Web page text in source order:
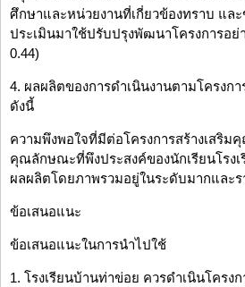
ศึกษาและหน่วยงานที่เกี่ยวข้องทราบ แล
ประเมินมาใช้ปรับปรุงพัฒนาโครงการอย่
0.44)
4. ผลผลิตของการดำเนินงานตามโครงก
ดังนี้
ความพึงพอใจที่มีต่อโครงการสร้างเสริม
คุณลักษณะที่พึงประสงค์ของนักเรียนโรง
ผลผลิตโดยภาพรวมอยู่ในระดับมากและ
ข้อเสนอแนะ
ข้อเสนอแนะในการนำไปใช้
1. โรงเรียนบ้านท่าข่อย ควรดำเนินโครง